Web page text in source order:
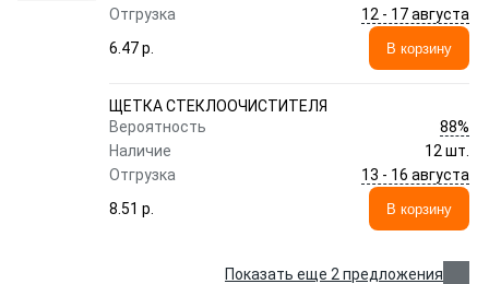
Отгрузка
12 - 17 августа
6.47 p.
В корзину
ЩЕТКА СТЕКЛООЧИСТИТЕЛЯ
Вероятность
88%
Наличие
12 шт.
Отгрузка
13 - 16 августа
8.51 p.
В корзину
Показать еще 2 предложения